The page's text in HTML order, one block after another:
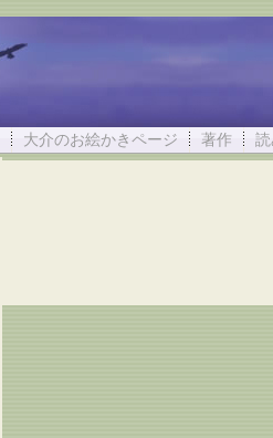
大介のお絵かきページ 著作 読